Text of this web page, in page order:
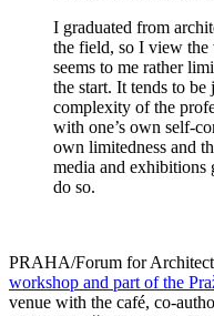
I graduated from
the field, so I view
seems to me rather
the start. It tends to
complexity of the
with one’s own self-
own limitedness and
media and exhibitions
do so.
PRAHA/Forum for
workshop and part of the
venue with the café, co-